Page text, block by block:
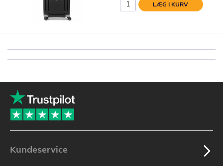
LÆG I KURV
Kundeservice